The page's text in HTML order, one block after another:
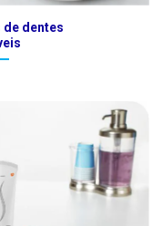
de dentes